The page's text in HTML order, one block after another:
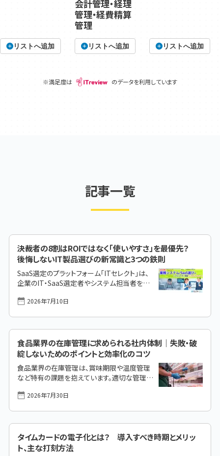
リストへ追加 リストへ追加 リストへ追加
※満足度は のデータを利用しています
記事一覧
決裁者の8割はROIではなく「使いやすさ」を最優先？
後悔しないIT製品選びの新常識と3つの鉄則
SaaS選定のプラットフォーム「ITセレクト」は、
企業のIT・SaaS選定者やシステム担当者を対
アル体験調査」を実施しました。 本調査から、
える一方で、決裁層の80％はコスト以上に「使
いやすさ・UI/UX」を最優先しているという意外
な実態が分かりました。また、導入後の定着に
クだけでは見えない「選定の落とし穴」と、DXに
成功している企業が共通して実践する「比較検
討の成功パターン」も浮き彫りになりました。 こ
の [&hellip;]
2026年7月10日
食品業界の在庫管理に求められる社内体制｜失敗・破
綻しないためのポイントと効率化のコツ
食品業界の在庫管理は、賞味期限や温度管理
など特有の課題を抱えています。適切な管理が
リスクにつながりかねません。本記事では、食
イントを詳しく解説します。現場の課題解決にお
役立てください。 まずはこの1ページで解決！
「在庫管理システム」の主な機能、メリット／デ
2026年7月30日
タイムカードの電子化とは？ 導入すべき時期とメリッ
ト、主な打刻方法